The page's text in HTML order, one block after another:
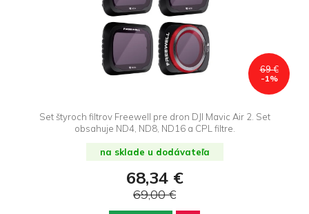
69 €
-1%
Set štyroch filtrov Freewell pre dron DJI Mavic Air 2. Set
obsahuje ND4, ND8, ND16 a CPL filtre.
na sklade u dodávateľa
68,34 €
69,00 €